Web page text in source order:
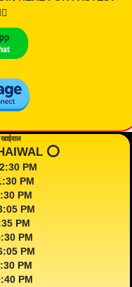
⭕️
PM
PM
PM
PM
PM
PM
PM
PM
PM